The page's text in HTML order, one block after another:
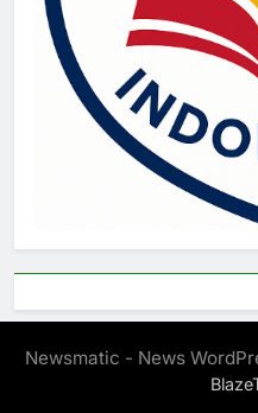
Newsmatic - News